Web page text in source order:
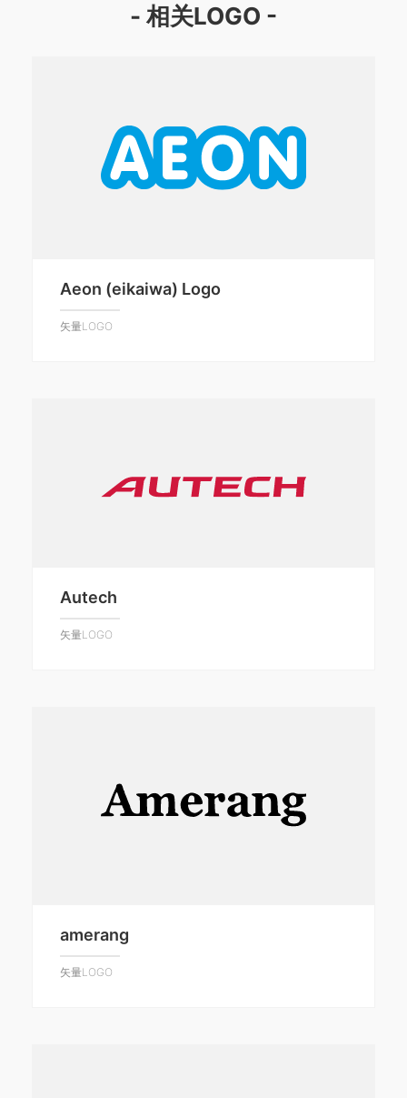
- 相关LOGO -
Aeon (eikaiwa) Logo
矢量LOGO
Autech
矢量LOGO
amerang
矢量LOGO